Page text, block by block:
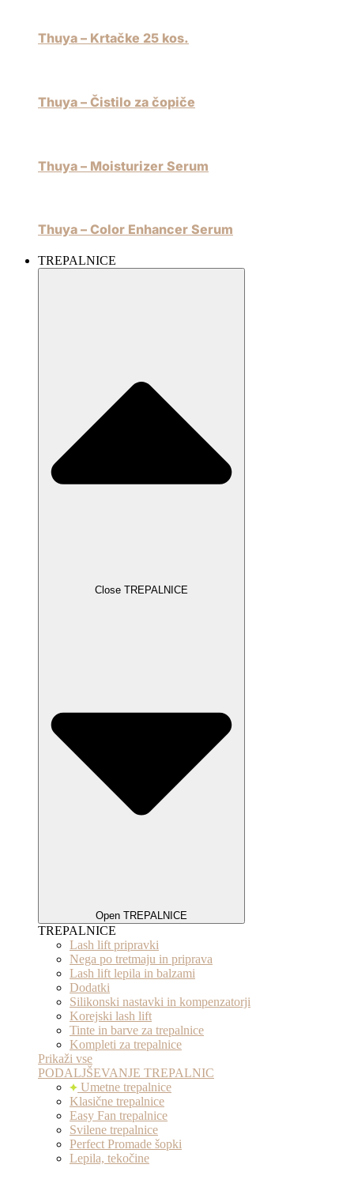
Thuya – Krtačke 25 kos.
Thuya – Čistilo za čopiče
Thuya – Moisturizer Serum
Thuya – Color Enhancer Serum
TREPALNICE
Close TREPALNICE
Open TREPALNICE
TREPALNICE
Lash lift pripravki
Nega po tretmaju in priprava
Lash lift lepila in balzami
Dodatki
Silikonski nastavki in kompenzatorji
Korejski lash lift
Tinte in barve za trepalnice
Kompleti za trepalnice
Prikaži vse
PODALJŠEVANJE TREPALNIC
Umetne trepalnice
Klasične trepalnice
Easy Fan trepalnice
Svilene trepalnice
Perfect Promade šopki
Lepila, tekočine